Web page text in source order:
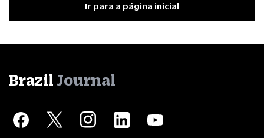
Ir para a página inicial
Brazil Journal